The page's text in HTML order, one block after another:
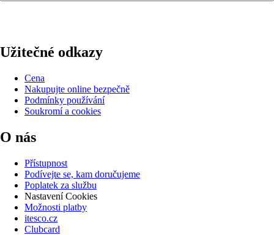
Užitečné odkazy
Cena
Nakupujte online bezpečně
Podmínky používání
Soukromí a cookies
O nás
Přístupnost
Podívejte se, kam doručujeme
Poplatek za službu
Nastavení Cookies
Možnosti platby
itesco.cz
Clubcard